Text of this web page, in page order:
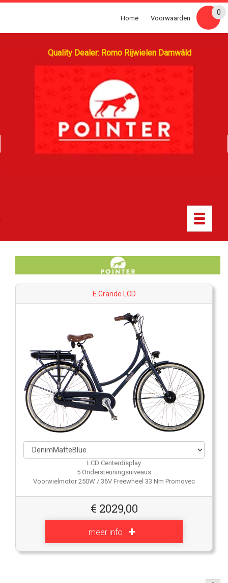
Quality Dealer: Romo Rijwielen Damwâld
Home Voorwaarden
0
Toggle
E.Grande LCD
LCD Centerdisplay
5 Ondersteuningsniveaus
Voorwielmotor 250W / 36V Freewheel 33 Nm Promovec
€ 2029,00
meer info